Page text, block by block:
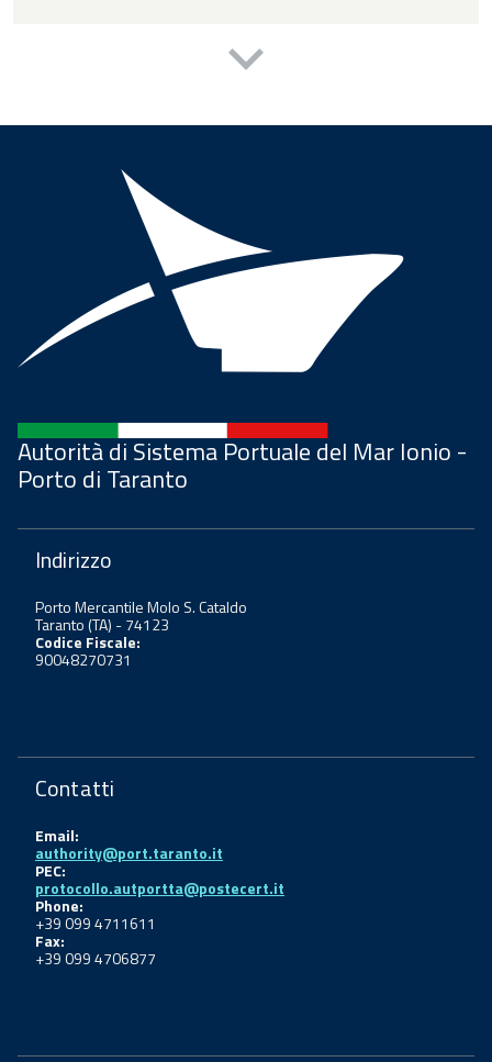
Autorità di Sistema Portuale del Mar Ionio -
Porto di Taranto
Indirizzo
Porto Mercantile Molo S. Cataldo
Taranto (TA) - 74123
Codice Fiscale:
90048270731
Contatti
Email:
authority@port.taranto.it
PEC:
protocollo.autportta@postecert.it
Phone:
+39 099 4711611
Fax:
+39 099 4706877